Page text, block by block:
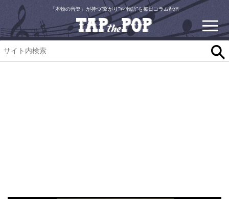
「本物の音楽」が持つ“繋がり”や“物語”を毎日コラム配信